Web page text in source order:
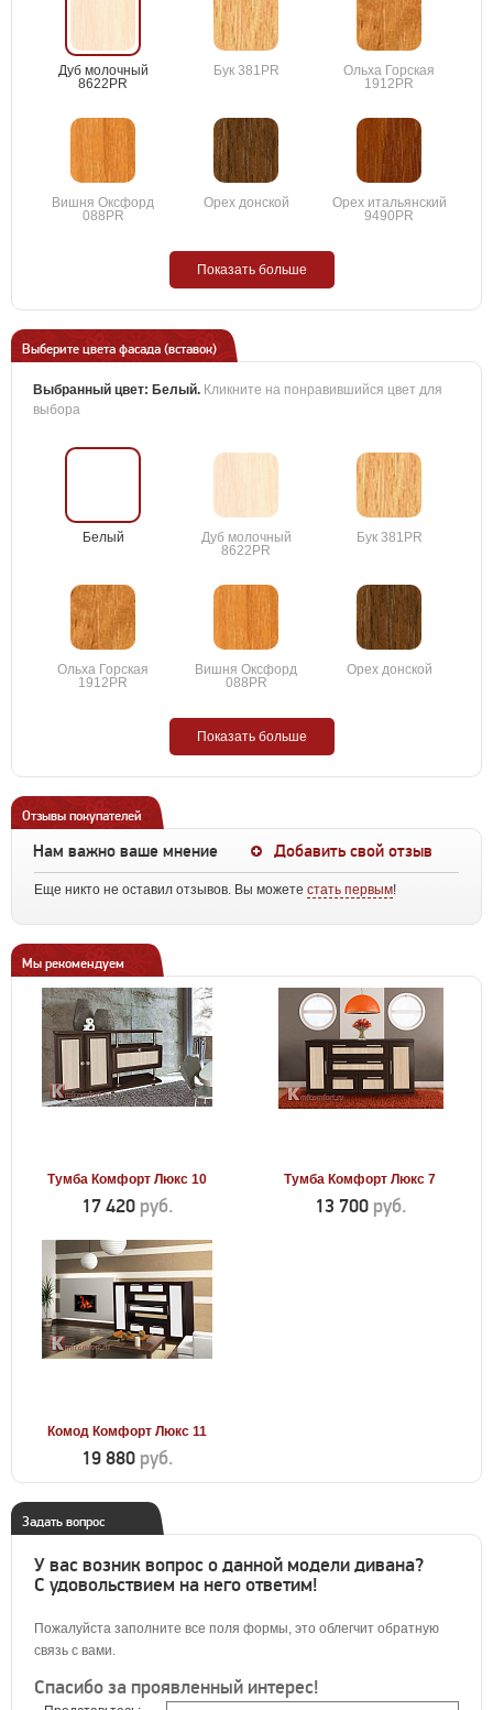
Дуб молочный
8622PR
Бук 381PR
Ольха Горская
1912PR
Вишня Оксфорд
088PR
Орех донской
Орех итальянский
9490PR
Показать больше
Выберите цвета фасада (вставок)
Выбранный цвет: Белый. Кликните на понравившийся цвет для
выбора
Белый
Дуб молочный
8622PR
Бук 381PR
Ольха Горская
1912PR
Вишня Оксфорд
088PR
Орех донской
Показать больше
Отзывы покупателей
Нам важно ваше мнение Добавить свой отзыв
Еще никто не оставил отзывов. Вы можете стать первым!
Мы рекомендуем
Тумба Комфорт Люкс 10
17 420 руб.
Тумба Комфорт Люкс 7
13 700 руб.
Комод Комфорт Люкс 11
19 880 руб.
Задать вопрос
У вас возник вопрос о данной модели дивана?
С удовольствием на него ответим!
Пожалуйста заполните все поля формы, это облегчит обратную
связь с вами.
Спасибо за проявленный интерес!